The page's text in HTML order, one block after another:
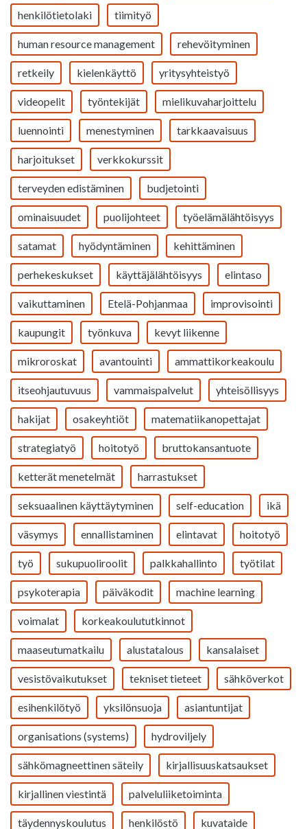
henkilötietolaki tiimityö
human resource management rehevöityminen
retkeily kielenkäyttö yritysyhteistyö
videopelit työntekijät mielikuvaharjoittelu
luennointi menestyminen tarkkaavaisuus
harjoitukset verkkokurssit
terveyden edistäminen budjetointi
ominaisuudet puolijohteet työelämälähtöisyys
satamat hyödyntäminen kehittäminen
perhekeskukset käyttäjälähtöisyys elintaso
vaikuttaminen Etelä-Pohjanmaa improvisointi
kaupungit työnkuva kevyt liikenne
mikroroskat avantouinti ammattikorkeakoulu
itseohjautuvuus vammaispalvelut yhteisöllisyys
hakijat osakeyhtiöt matematiikanopettajat
strategiatyö hoitotyö bruttokansantuote
ketterät menetelmät harrastukset
seksuaalinen käyttäytyminen self-education ikä
väsymys ennallistaminen elintavat hoitotyö
työ sukupuoliroolit palkkahallinto työtilat
psykoterapia päiväkodit machine learning
voimalat korkeakoulututkinnot
maaseutumatkailu alustatalous kansalaiset
vesistövaikutukset tekniset tieteet sähköverkot
esihenkilötyö yksilönsuoja asiantuntijat
organisations (systems) hydroviljely
sähkömagneettinen säteily kirjallisuuskatsaukset
kirjallinen viestintä palveluliiketoiminta
täydennyskoulutus henkilöstö kuvataide